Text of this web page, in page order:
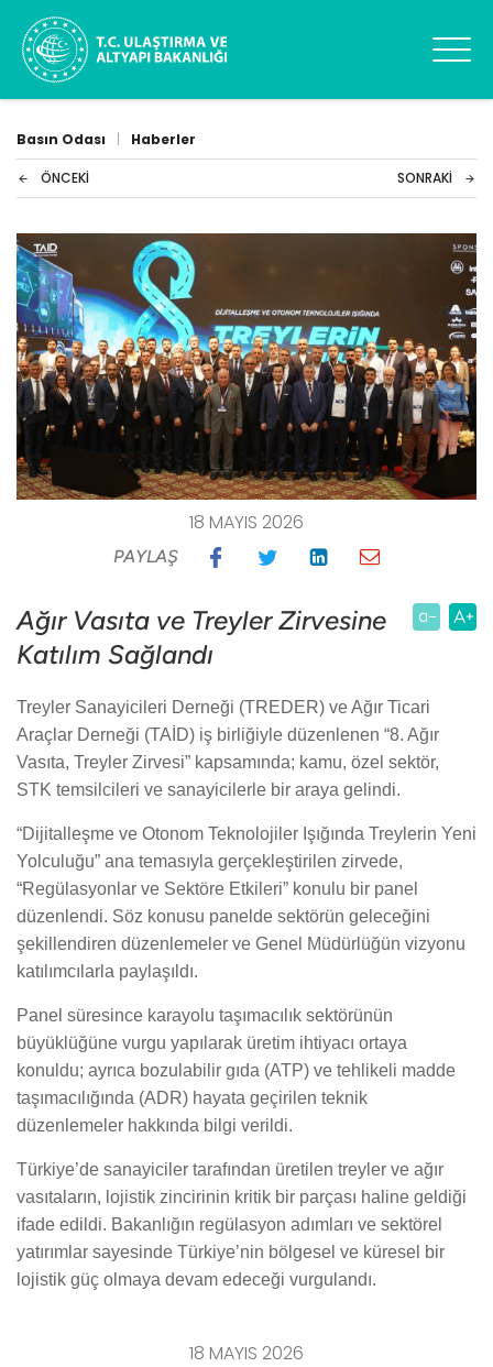
Basın Odası | Haberler
ÖNCEKI SONRAKI
18 MAYIS 2026
PAYLAŞ
Ağır Vasıta ve Treyler Zirvesine
Katılım Sağlandı
Treyler Sanayicileri Derneği (TREDER) ve Ağır Ticari
Araçlar Derneği (TAİD) iş birliğiyle düzenlenen “8. Ağır
Vasıta, Treyler Zirvesi” kapsamında; kamu, özel sektör,
STK temsilcileri ve sanayicilerle bir araya gelindi.
“Dijitalleşme ve Otonom Teknolojiler Işığında Treylerin Yeni
Yolculuğu” ana temasıyla gerçekleştirilen zirvede,
“Regülasyonlar ve Sektöre Etkileri” konulu bir panel
düzenlendi. Söz konusu panelde sektörün geleceğini
şekillendiren düzenlemeler ve Genel Müdürlüğün vizyonu
katılımcılarla paylaşıldı.
Panel süresince karayolu taşımacılık sektörünün
büyüklüğüne vurgu yapılarak üretim ihtiyacı ortaya
konuldu; ayrıca bozulabilir gıda (ATP) ve tehlikeli madde
taşımacılığında (ADR) hayata geçirilen teknik
düzenlemeler hakkında bilgi verildi.
Türkiye’de sanayiciler tarafından üretilen treyler ve ağır
vasıtaların, lojistik zincirinin kritik bir parçası haline geldiği
ifade edildi. Bakanlığın regülasyon adımları ve sektörel
yatırımlar sayesinde Türkiye’nin bölgesel ve küresel bir
lojistik güç olmaya devam edeceği vurgulandı.
18 MAYIS 2026